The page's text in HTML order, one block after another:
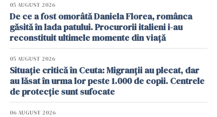
05 AUGUST 2026
De ce a fost omorâtă Daniela Florea, românca
găsită în lada patului. Procurorii italieni i-au
reconstituit ultimele momente din viață
05 AUGUST 2026
Situație critică în Ceuta: Migranții au plecat, dar
au lăsat în urma lor peste 1.000 de copii. Centrele
de protecție sunt sufocate
06 AUGUST 2026